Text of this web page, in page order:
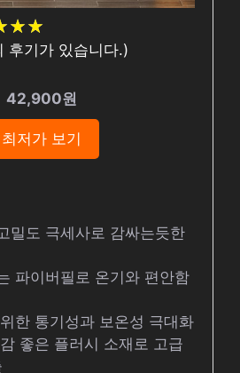
★★
★★
후기가 있습니다.)
42,900원
최저가 보기
밀도 극세사로 감싸는듯한
파이버필로 온기와 편안함
한 통기성과 보온성 극대화
좋은 플러시 소재로 고급